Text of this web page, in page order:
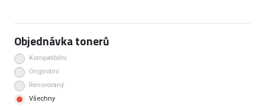
Objednávka tonerů
Kompatibilní
Originální
Renovovaný
Všechny